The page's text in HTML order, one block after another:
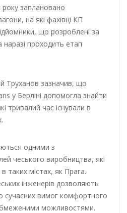
заплановано
на які фахівці КП
що розроблені за
проходить етап
Труханов зазначив, що
у Берліні допомогла знайти
тривалий час існували в
одними з
чеського виробництва, які
таких містах, як Прага.
інженерів дозволяють
сучасних вимог комфортного
можливостями.